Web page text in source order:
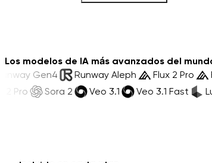
Los modelos de IA más avanzados del
Runway Gen4 Runway Aleph Flux 2
Sora 2 Veo 3.1 Veo 3.1 Fast Luma